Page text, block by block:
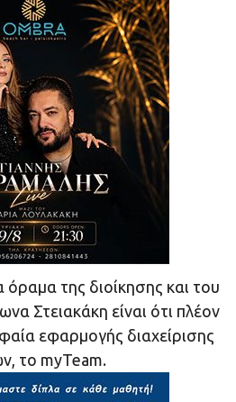
της διοίκησης και του
Στειακάκη είναι ότι πλέον
εφαρμογής διαχείρισης
το myTeam.